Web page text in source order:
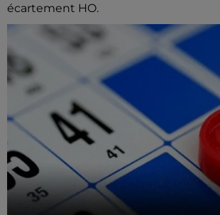
écartement HO.